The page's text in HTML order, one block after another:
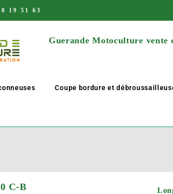
19 51 63
Guerande Motoculture
Coupe bordure et
C-B